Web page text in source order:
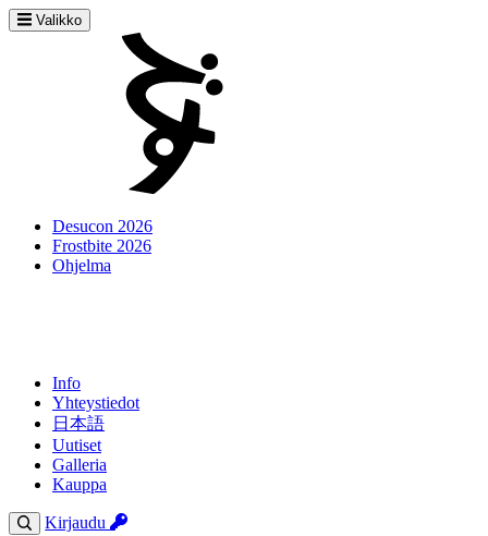
Valikko
Desucon 2026
Frostbite 2026
Ohjelma
Info
Yhteystiedot
日本語
Uutiset
Galleria
Kauppa
Kirjaudu